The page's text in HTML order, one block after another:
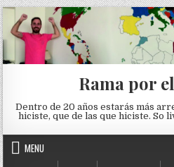
Skip to content
Rama por
Dentro de 20 años estarás más
hiciste, que de las que hiciste. So
MENU